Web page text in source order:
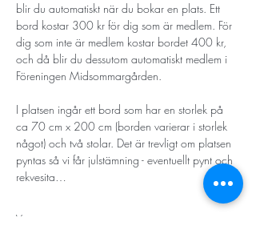
blir du automatiskt när du bokar en plats. Ett
bord kostar 300 kr för dig som är medlem. För
dig som inte är medlem kostar bordet 400 kr,
och då blir du dessutom automatiskt medlem i
Föreningen Midsommargården.
I platsen ingår ett bord som har en storlek på
ca 70 cm x 200 cm (borden varierar i storlek
något) och två stolar. Det är trevligt om platsen
pyntas så vi får julstämning - eventuellt pynt och
rekvesita…
Visa mer